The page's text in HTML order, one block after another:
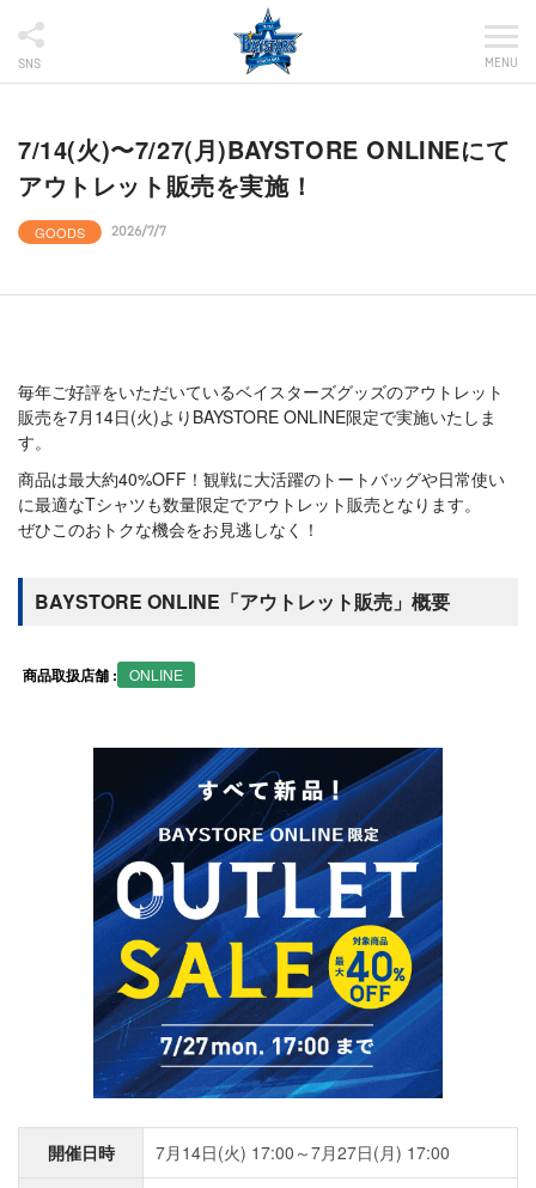
SNS MENU
7/14(火)〜7/27(月)BAYSTORE ONLINEにて
アウトレット販売を実施！
GOODS 2026/7/7
毎年ご好評をいただいているベイスターズグッズのアウトレット
販売を7月14日(火)よりBAYSTORE ONLINE限定で実施いたしま
す。
商品は最大約40%OFF！観戦に大活躍のトートバッグや日常使い
に最適なTシャツも数量限定でアウトレット販売となります。
ぜひこのおトクな機会をお見逃しなく！
BAYSTORE ONLINE「アウトレット販売」概要
商品取扱店舗 : ONLINE
開催日時 7月14日(火) 17:00～7月27日(月) 17:00